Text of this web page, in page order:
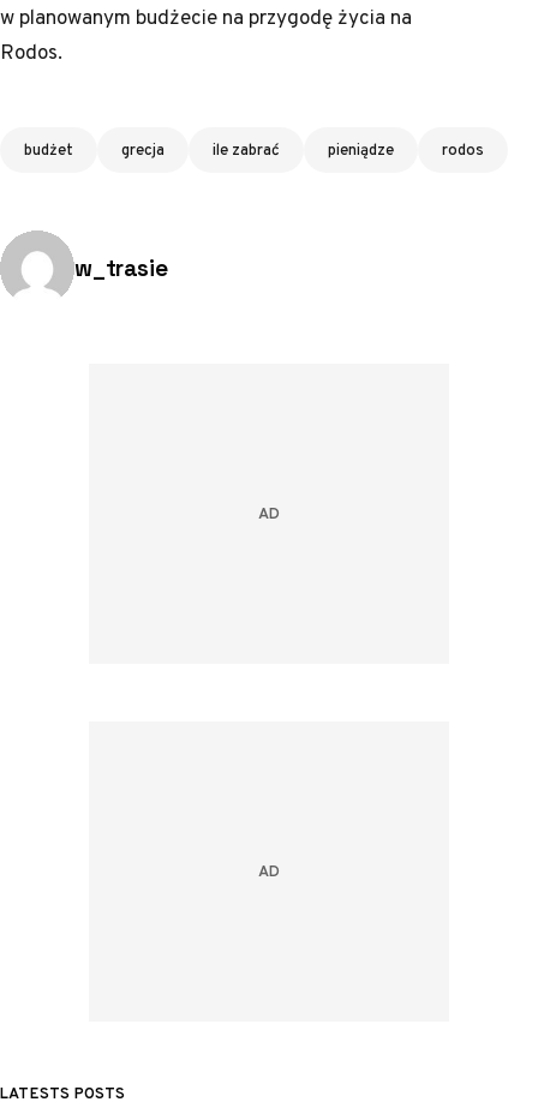
w planowanym budżecie na przygodę życia na
Rodos.
Tagi
budżet grecja ile zabrać pieniądze rodos
Opublikowano przez:
w_trasie
LATESTS POSTS